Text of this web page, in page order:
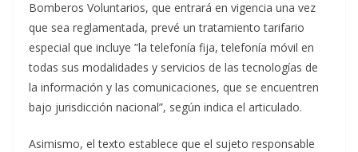
Bomberos Voluntarios, que entrará en vigencia una vez
que sea reglamentada, prevé un tratamiento tarifario
especial que incluye ”la telefonía fija, telefonía móvil en
todas sus modalidades y servicios de las tecnologías de
la información y las comunicaciones, que se encuentren
bajo jurisdicción nacional”, según indica el articulado.
Asimismo, el texto establece que el sujeto responsable